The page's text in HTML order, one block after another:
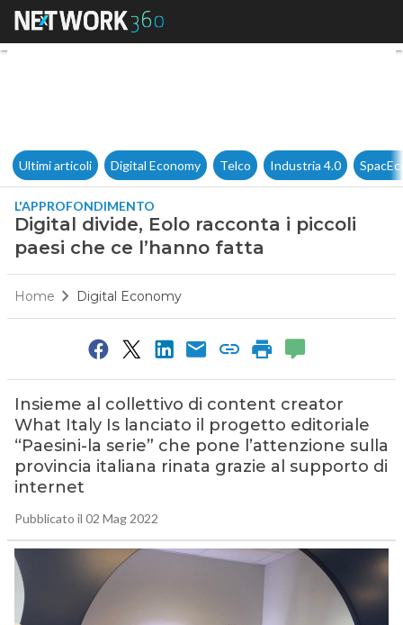
Digital divide, Eolo racconta
Ultimi articoli Digital Economy Telco Industria 4.0
L'APPROFONDIMENTO
Digital divide, Eolo racconta i piccoli
paesi che ce l’hanno fatta
Home Digital Economy
Insieme al collettivo di content creator
What Italy Is lanciato il progetto editoriale
“Paesini-la serie” che pone l’attenzione sulla
provincia italiana rinata grazie al supporto di
internet
Pubblicato il 02 Mag 2022